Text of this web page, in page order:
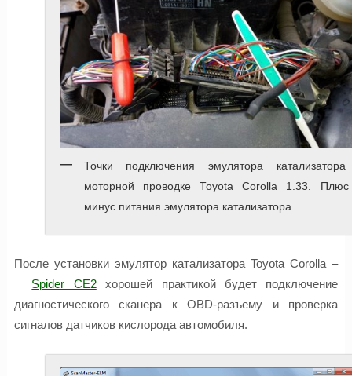
Точки подключения эмулятора
моторной проводке Toyota Corolla 1.33.
минус питания эмулятора катализатора
После установки эмулятор катализатора Toyota Corolla –
Spider CE2хорошей практикой будет подключение
диагностического сканера к OBD-разъему и проверка
сигналов датчиков кислорода автомобиля.